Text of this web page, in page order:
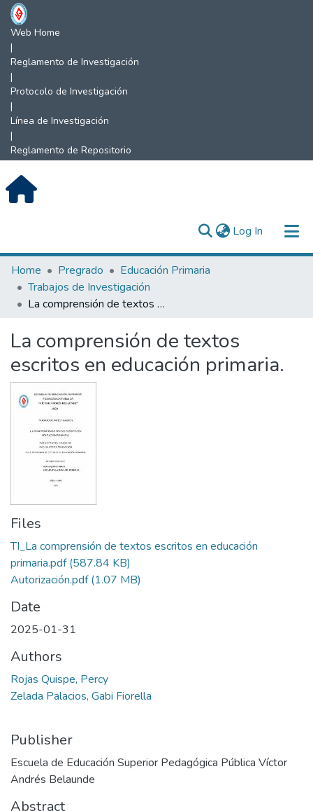
Web Home
|
Reglamento de Investigación
|
Protocolo de Investigación
|
Línea de Investigación
|
Reglamento de Repositorio
Log In (current)
Communities & Collections
All of DSpace
Home Pregrado
Educación Primaria
Trabajos de Investigación
La comprensión de textos escritos en educación primaria.
La comprensión de textos
escritos en educación primaria.
Files
TI_La comprensión de textos escritos en educación
primaria.pdf(587.84 KB)
Autorización.pdf(1.07 MB)
Date
2025-01-31
Authors
Rojas Quispe, Percy
Zelada Palacios, Gabi Fiorella
Publisher
Escuela de Educación Superior Pedagógica Pública Víctor
Andrés Belaunde
Abstract